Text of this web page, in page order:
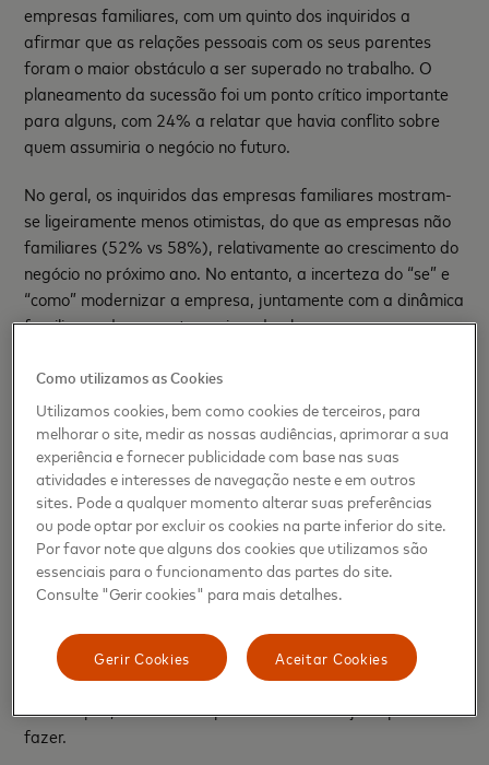
empresas familiares, com um quinto dos inquiridos a
afirmar que as relações pessoais com os seus parentes
foram o maior obstáculo a ser superado no trabalho. O
planeamento da sucessão foi um ponto crítico importante
para alguns, com 24% a relatar que havia conflito sobre
quem assumiria o negócio no futuro.
No geral, os inquiridos das empresas familiares mostram-
se ligeiramente menos otimistas, do que as empresas não
familiares (52% vs 58%), relativamente ao crescimento do
negócio no próximo ano. No entanto, a incerteza do “se” e
“como” modernizar a empresa, juntamente com a dinâmica
familiar, pode aumentar o risco de algumas pequenas
concorrentes mais ágeis e com processos de decisão não
sujeitos à pressão familiar.
Apoios a empresas familiares
Os inquiridos das empresas familiares demonstraram um
forte desejo de ter mais formação (40%) e quase metade
indicou querer alterações ao quadro regulatório para
ajudar os seus negócios a crescer (47%). 37% referiu que
uma melhor utilização das ferramentas digitais poderia
ajudar a modernizar o seu negócio. Estas conclusões
demonstram que as pequenas empresas familiares
desejam maiores qualificações e acompanhar a evolução
dos tempos, mas sentem precisar de mais ajuda para o
fazer.
Como utilizamos as Cookies
Utilizamos cookies, bem como cookies de terceiros, para
melhorar o site, medir as nossas audiências, aprimorar a sua
experiência e fornecer publicidade com base nas suas
atividades e interesses de navegação neste e em outros
sites. Pode a qualquer momento alterar suas preferências
ou pode optar por excluir os cookies na parte inferior do site.
Por favor note que alguns dos cookies que utilizamos são
essenciais para o funcionamento das partes do site.
Consulte "Gerir cookies" para mais detalhes.
Aceitar Cookies
Gerir Cookies